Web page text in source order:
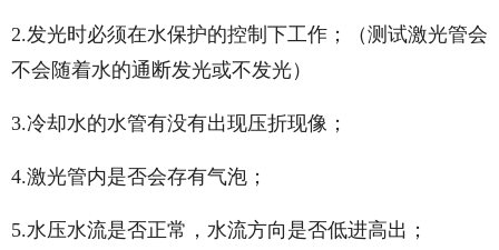
2.发光时必须在水保护的控制下工作；（测试激光管会
不会随着水的通断发光或不发光）
3.冷却水的水管有没有出现压折现像；
4.激光管内是否会存有气泡；
5.水压水流是否正常，水流方向是否低进高出；